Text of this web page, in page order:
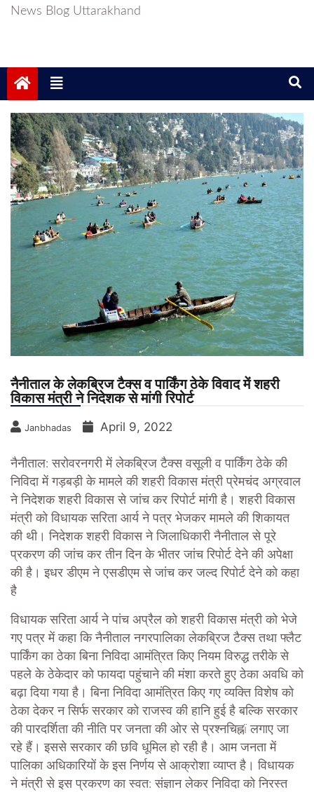
News Blog Uttarakhand
नैनीताल के लेकब्रिज टैक्स व पार्किंग ठेके विवाद में शहरी
विकास मंत्री ने निदेशक से मांगी रिपोर्ट
Janbhadas April 9, 2022
नैनीताल: सरोवरनगरी में लेकब्रिज टैक्स वसूली व पार्किंग ठेके की
निविदा में गड़बड़ी के मामले की शहरी विकास मंत्री प्रेमचंद अग्रवाल
ने निदेशक शहरी विकास से जांच कर रिपोर्ट मांगी है। शहरी विकास
मंत्री को विधायक सरिता आर्य ने पत्र भेजकर मामले की शिकायत
की थी। निदेशक शहरी विकास ने जिलाधिकारी नैनीताल से पूरे
प्रकरण की जांच कर तीन दिन के भीतर जांच रिपोर्ट देने की अपेक्षा
की है। इधर डीएम ने एसडीएम से जांच कर जल्द रिपोर्ट देने को कहा
है
विधायक सरिता आर्य ने पांच अप्रैल को शहरी विकास मंत्री को भेजे
गए पत्र में कहा कि नैनीताल नगरपालिका लेकब्रिज टैक्स तथा फ्लैट
पार्किंग का ठेका बिना निविदा आमंत्रित किए नियम विरुद्ध तरीके से
पहले के ठेकेदार को फायदा पहुंचाने की मंशा करते हुए ठेका अवधि को
बढ़ा दिया गया है। बिना निविदा आमंत्रित किए गए व्यक्ति विशेष को
ठेका देकर न सिर्फ सरकार को राजस्व की हानि हुई है बल्कि सरकार
की पारदर्शिता की नीति पर जनता की ओर से प्रश्नचिह्नï लगाए जा
रहे हैं। इससे सरकार की छवि धूमिल हो रही है। आम जनता में
पालिका अधिकारियों के इस निर्णय से आक्रोशा व्याप्त है। विधायक
ने मंत्री से इस प्रकरण का स्वत: संज्ञान लेकर निविदा को निरस्त